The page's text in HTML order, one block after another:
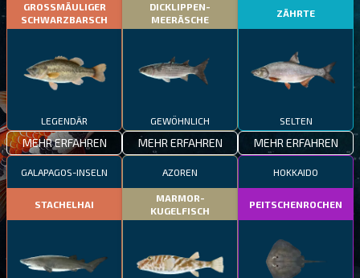
GROSSMÄULIGER
SCHWARZBARSCH
LEGENDÄR
MEHR ERFAHREN
DICKLIPPEN-
MEERÄSCHE
GEWÖHNLICH
MEHR ERFAHREN
ZÄHRTE
SELTEN
MEHR ERFAHREN
GALAPAGOS-INSELN
STACHELHAI
AZOREN
MARMOR-
KUGELFISCH
HOKKAIDO
PEITSCHENROCHEN